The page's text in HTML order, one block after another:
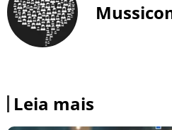
Leia mais